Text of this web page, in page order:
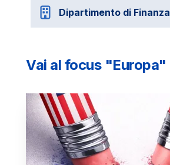
Dipartimento di Finanza
Vai al focus "Europa"